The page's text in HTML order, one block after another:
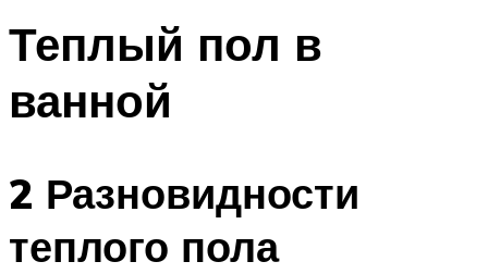
Теплый пол в
ванной
2 Разновидности
теплого пола